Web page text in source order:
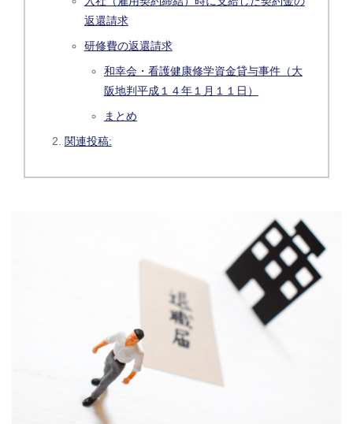
返還請求
研修費の返還請求
和幸会・看護健康修学資金貸与事件（大
阪地判平成１４年１月１１日）
まとめ
関連投稿: